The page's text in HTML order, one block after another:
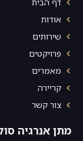
אודות
שירותים
פרויקטים
מאמרים
קריירה
צור קשר
מתן אנרגיה